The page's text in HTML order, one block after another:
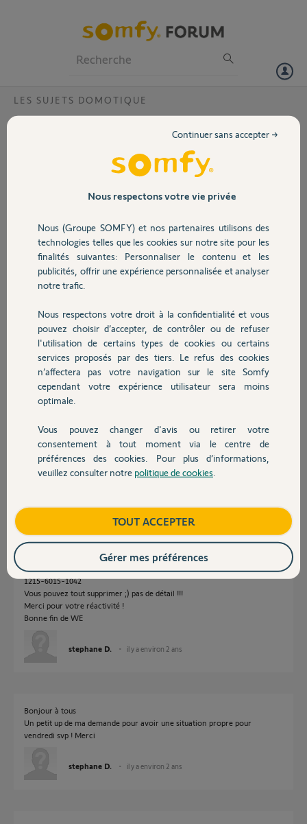
Volet
Sécurité
Domotique
Chauffage
Autres produits
Devis avec un pro
Contact
LES SUJETS DOMOTIQUE
Supprimer des équipement zwave
Après un déménagement j'ai besoin de supprimer tous mes (ex)
équipement zwave. Pas possible de le faire par l'interface merci de
stephane D.
il y a environ 2 ans
Réponses
Bonjour Stéphane
En effet les équipements Zwave sont parfois difficile à supprimer d'un
TaHoma.
renommez les matériels en "A supprimer 01, A supprimer 02, A
supprimer 03 ......."
Un Yellow supprimera pour vous ces appareils.
Bonne journée !
Jean-Luc B. il y a environ 2 ans
Bonsoir,
1215-6015-1042
Vous pouvez tout supprimer ;) pas de détail !!!
Merci pour votre réactivité !
Bonne fin de WE
stephane D. il y a environ 2 ans
Bonjour à tous
Un petit up de ma demande pour avoir une situation propre pour
vendredi svp ! Merci
stephane D. il y a environ 2 ans
Nous respectons votre vie privée
Nous (Groupe SOMFY) et nos partenaires utilisons des
technologies telles que les cookies sur notre site pour les
finalités suivantes: Personnaliser le contenu et les
publicités, offrir une expérience personnalisée et analyser
notre trafic.
Nous respectons votre droit à la confidentialité et vous
pouvez choisir d’accepter, de contrôler ou de refuser
l'utilisation de certains types de cookies ou certains
services proposés par des tiers. Le refus des cookies
n’affectera pas votre navigation sur le site Somfy
cependant votre expérience utilisateur sera moins
optimale.
Vous pouvez changer d'avis ou retirer votre
consentement à tout moment via le centre de
préférences des cookies. Pour plus d’informations,
veuillez consulter notre politique de cookies
Continuer sans accepter →
TOUT ACCEPTER
Gérer mes préférences